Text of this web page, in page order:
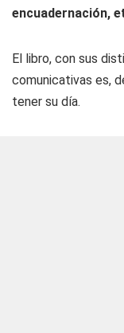
encuadernación,
El libro, con sus
comunicativas es,
tener su día.